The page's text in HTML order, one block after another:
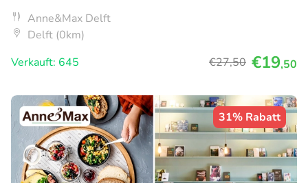
Anne&Max Delft
Delft (0km)
Verkauft: 645
€27,50 €19,50
31% Rabatt